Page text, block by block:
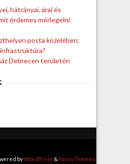
hátrányai, árai és
érdemes mérlegelni
posta közelében:
Debrecen területén
byWordPress & FancyThemes